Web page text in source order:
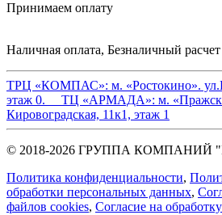
Принимаем оплату
Наличная оплата, Безналичный расчет
ТРЦ «КОМПАС»: м. «Ростокино».
этаж 0. ТЦ «АРМАДА»: м.
Кировоградская, 11к1, этаж 1
© 2018-2026 ГРУППА КОМПАНИЙ
Политика конфиденциальности,
обработки персональных данных,
файлов cookies, Согласие на